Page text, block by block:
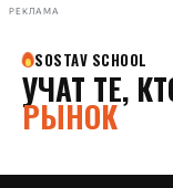
РЕКЛАМА